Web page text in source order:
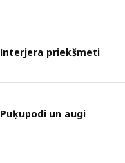
Interjera priekšmeti
Puķupodi un augi